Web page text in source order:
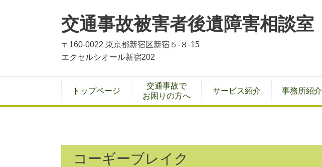
交通事故被害者後遺障害相談室
〒160-0022 東京都新宿区新宿５-８-15
エクセルシオール新宿202
トップページ
交通事故で
お困りの方へ
サービス紹介 事務所紹介
コーギーブレイク